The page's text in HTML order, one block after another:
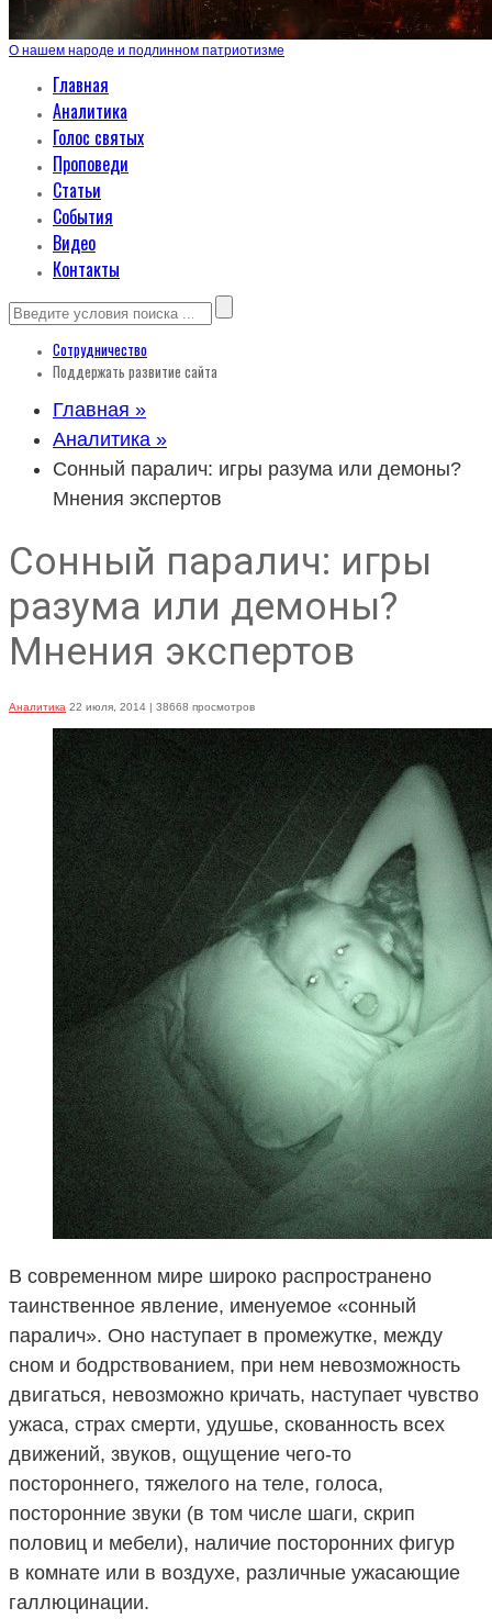
О нашем народе и подлинном патриотизме
Главная
Аналитика
Голос святых
Проповеди
Статьи
События
Видео
Контакты
Сотрудничество
Поддержать развитие сайта
Главная »
Аналитика »
Сонный паралич: игры разума или демоны?
Мнения экспертов
Сонный паралич: игры
разума или демоны?
Мнения экспертов
Аналитика 22 июля, 2014 | 38668 просмотров
В современном мире широко распространено
таинственное явление, именуемое «сонный
паралич». Оно наступает в промежутке, между
сном и бодрствованием, при нем невозможность
двигаться, невозможно кричать, наступает чувство
ужаса, страх смерти, удушье, скованность всех
движений, звуков, ощущение чего-то
постороннего, тяжелого на теле, голоса,
посторонние звуки (в том числе шаги, скрип
половиц и мебели), наличие посторонних фигур
в комнате или в воздухе, различные ужасающие
галлюцинации.